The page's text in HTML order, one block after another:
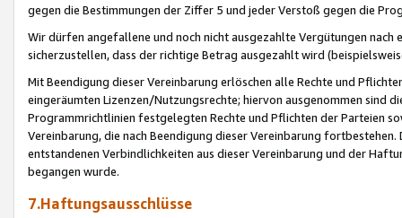
gegen die Bestimmungen der Ziffer 5 und jeder Verstoß gegen die
Wir dürfen angefallene und noch nicht ausgezahlte Vergütungen
sicherzustellen, dass der richtige Betrag ausgezahlt wird
Mit Beendigung dieser Vereinbarung erlöschen alle Rechte und
eingeräumten Lizenzen/Nutzungsrechte; hiervon ausgenommen sind
Programmrichtlinien festgelegten Rechte und Pflichten der Parteien
Vereinbarung, die nach Beendigung dieser Vereinbarung
entstandenen Verbindlichkeiten aus dieser Vereinbarung und der
begangen wurde.
7.Haftungsausschlüsse